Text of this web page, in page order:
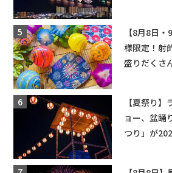
【8月8日
様限定！射
盛りだくさ
【夏祭り
ョー、盆踊
つり」が